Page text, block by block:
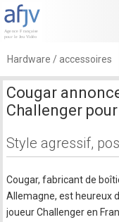
Hardware / accessoires
Cougar
Challenger
Style agressif,
Cougar, fabricant de
Allemagne, est heureux
joueur Challenger en